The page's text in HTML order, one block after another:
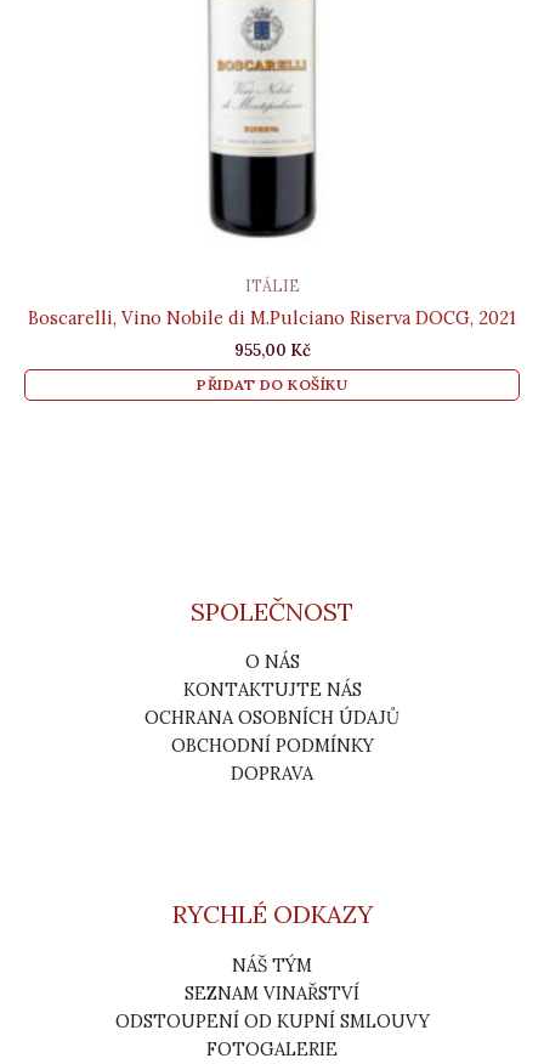
ITÁLIE
Boscarelli, Vino Nobile di M.Pulciano Riserva DOCG, 2021
955,00 Kč
PŘIDAT DO KOŠÍKU
SPOLEČNOST
O NÁS
KONTAKTUJTE NÁS
OCHRANA OSOBNÍCH ÚDAJŮ
OBCHODNÍ PODMÍNKY
DOPRAVA
RYCHLÉ ODKAZY
NÁŠ TÝM
SEZNAM VINAŘSTVÍ
ODSTOUPENÍ OD KUPNÍ SMLOUVY
FOTOGALERIE